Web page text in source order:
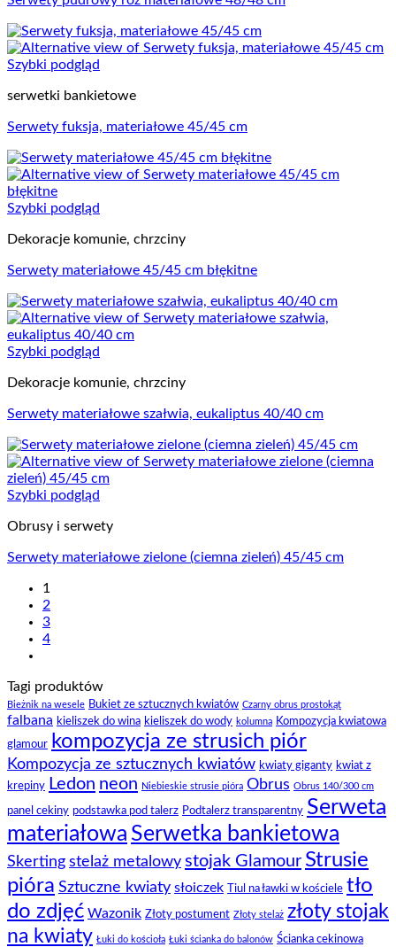
Szybki podgląd
serwetki bankietowe
Serwety fuksja, materiałowe 45/45 cm
Szybki podgląd
Dekoracje komunie, chrzciny
Serwety materiałowe 45/45 cm błękitne
Szybki podgląd
Dekoracje komunie, chrzciny
Serwety materiałowe szałwia, eukaliptus 40/40 cm
Szybki podgląd
Obrusy i serwety
Serwety materiałowe zielone (ciemna zieleń) 45/45 cm
1
2
3
4
Tagi produktów
Bieżnik na wesele Bukiet ze sztucznych kwiatów Czarny obrus prostokąt
falbana kieliszek do wina kieliszek do wody kolumna Kompozycja kwiatowa
glamour kompozycja ze strusich piór
Kompozycja ze sztucznych kwiatów kwiaty giganty kwiat z
krepiny Ledon neon Niebieskie strusie pióra Obrus Obrus 140/300 cm
panel cekiny podstawka pod talerz Podtalerz transparentny Serweta
materiałowa Serwetka bankietowa
Skerting stelaż metalowy stojak Glamour Strusie
pióra Sztuczne kwiaty słoiczek Tiul na ławki w kościele tło
do zdjęć Wazonik Złoty postument Złoty stelaż złoty stojak
na kwiaty Łuki do kościoła Łuki ścianka do balonów Ścianka cekinowa